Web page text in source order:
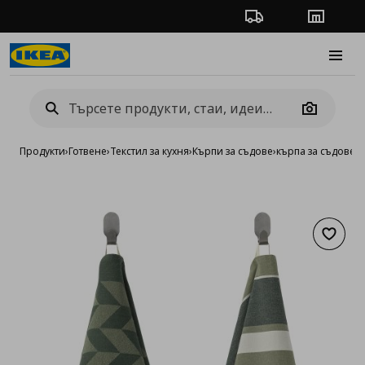
Проследяване на
Camera
Продукти›Готвене›Текстил за кухня›Кърпи за съдове›кърпа за съдове